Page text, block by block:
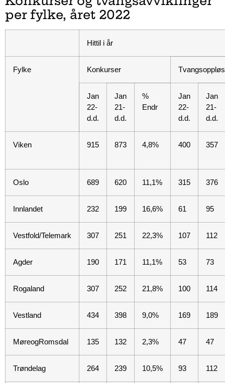
per fylke, året 2022
Hittil i år
Fylke Konkurser
Jan
22-
d.d.
Jan
21-
d.d.
%
Endr
Jan
22-
d.d.
Jan
21-
d.d.
Viken 915 873 4,8% 400 357
Oslo 689 620 11,1% 315 376
Innlandet 232 199 16,6% 61 95
Vestfold/Telemark 307 251 22,3% 107 112
Agder 190 171 11,1% 53 73
Rogaland 307 252 21,8% 100 114
Vestland 434 398 9,0% 169 189
MøreogRomsdal 135 132 2,3% 47 47
Trøndelag 264 239 10,5% 93 112